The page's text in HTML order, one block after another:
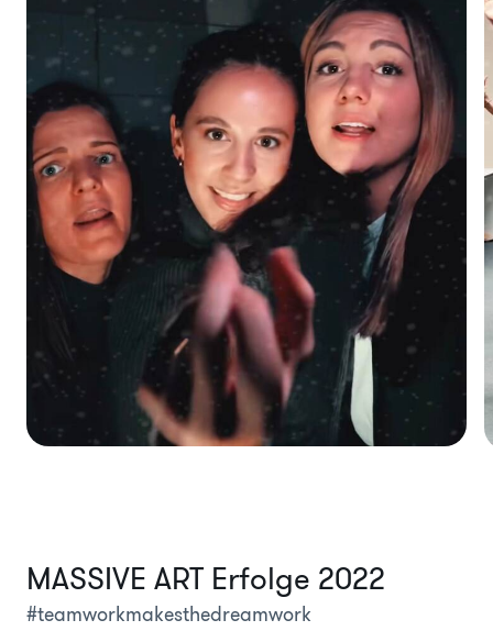
MASSIVE ART Erfolge 2022
#teamworkmakesthedreamwork